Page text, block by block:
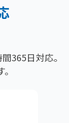
365日対応。